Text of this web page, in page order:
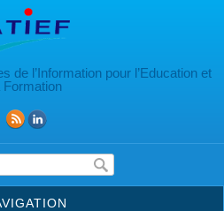
de l’Information pour l’Education et
Formation
de recherche